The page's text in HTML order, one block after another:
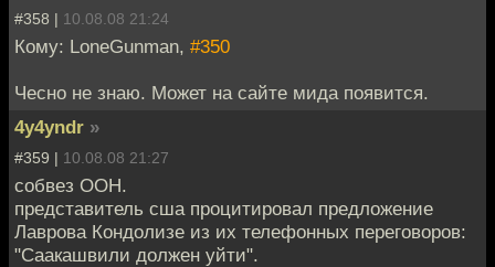
#358 | 10.08.08 21:24
Кому: LoneGunman, #350
Чесно не знаю. Может на сайте мида появится.
4y4yndr »
#359 | 10.08.08 21:27
собвез ООН.
представитель сша процитировал предложение
Лаврова Кондолизе из их телефонных переговоров:
"Саакашвили должен уйти".